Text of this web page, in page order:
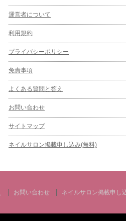
運営者について
利用規約
プライバシーポリシー
免責事項
よくある質問と答え
お問い合わせ
サイトマップ
ネイルサロン掲載申し込み(無料)
お問い合わせ ネイルサロン掲載申し